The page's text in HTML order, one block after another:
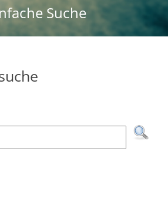
Suche
Medienart nach der Sie